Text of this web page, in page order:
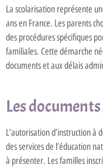
La scolarisation représente
ans en France. Les parents
des procédures spécifiques
familiales. Cette démarche
documents et aux délais
Les
L’autorisation d’instruction
des services de l’éducation
à présenter. Les familles